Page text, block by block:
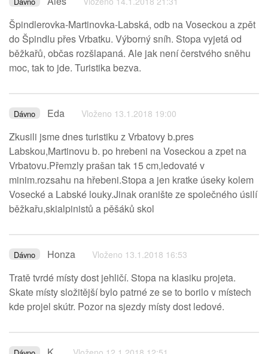
Špindlerovka-Martinovka-Labská, odb na Voseckou a zpět
do Špindlu přes Vrbatku. Výborný sníh. Stopa vyjetá od
běžkařů, občas rozšlapaná. Ale jak není čerstvého sněhu
moc, tak to jde. Turistika bezva.
Dávno Eda Vloženo 13.1.2018 19:00
Zkusili jsme dnes turistiku z Vrbatovy b.pres
Labskou,Martinovu b. po hrebeni na Voseckou a zpet na
Vrbatovu.Přemzly prašan tak 15 cm,ledovaté v
minim.rozsahu na hřebeni.Stopa a jen kratke úseky kolem
Vosecké a Labské louky.Jinak oranište ze společného úsilí
běžkařu,skialpinistů a pěšáků skol
Dávno Honza Vloženo 13.1.2018 16:53
Tratě tvrdé místy dost jehličí. Stopa na klasiku projeta.
Skate místy složitější bylo patrné ze se to borilo v místech
kde projel skútr. Pozor na sjezdy místy dost ledové.